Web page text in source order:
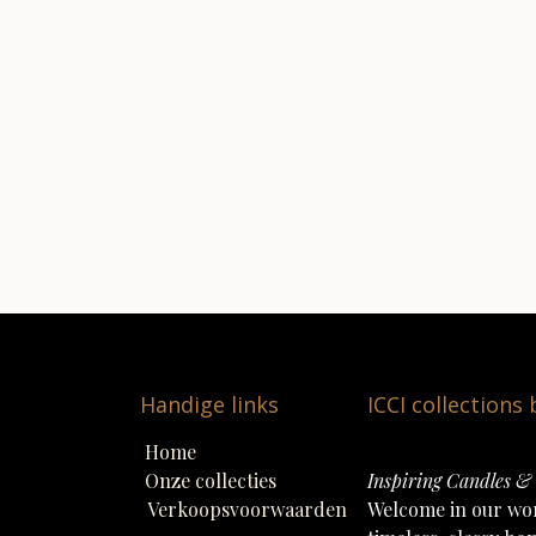
Handige links
Home
Onze collecties
Verkoopsvoorwaarden
ICCI collections
Inspiring Candles
Welcome in our